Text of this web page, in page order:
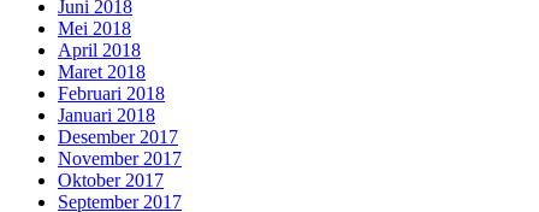
Juni 2018
Mei 2018
April 2018
Maret 2018
Februari 2018
Januari 2018
Desember 2017
November 2017
Oktober 2017
September 2017